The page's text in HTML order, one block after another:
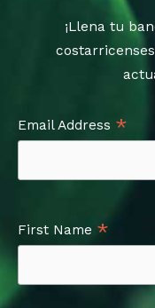
¡Llena tu
Email Address *
First Name *